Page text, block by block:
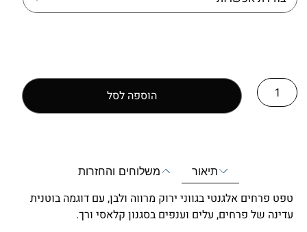
הוספה לסל
תיאור משלוחים והחזרות
טפט פרחים אלגנטי בגווני ירוק מרווה ולבן, עם דוגמה בוטנית
עדינה של פרחים, עלים וענפים בסגנון קלאסי ורך.